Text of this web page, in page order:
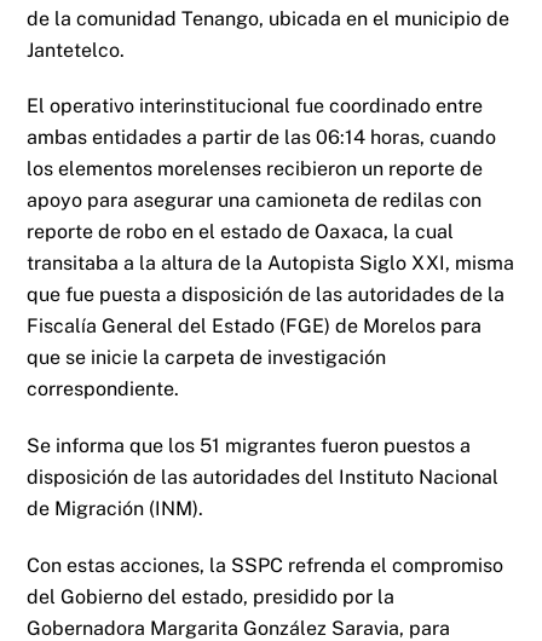
de la comunidad Tenango, ubicada en el municipio de
Jantetelco.
El operativo interinstitucional fue coordinado entre
ambas entidades a partir de las 06:14 horas, cuando
los elementos morelenses recibieron un reporte de
apoyo para asegurar una camioneta de redilas con
reporte de robo en el estado de Oaxaca, la cual
transitaba a la altura de la Autopista Siglo XXI, misma
que fue puesta a disposición de las autoridades de la
Fiscalía General del Estado (FGE) de Morelos para
que se inicie la carpeta de investigación
correspondiente.
Se informa que los 51 migrantes fueron puestos a
disposición de las autoridades del Instituto Nacional
de Migración (INM).
Con estas acciones, la SSPC refrenda el compromiso
del Gobierno del estado, presidido por la
Gobernadora Margarita González Saravia, para